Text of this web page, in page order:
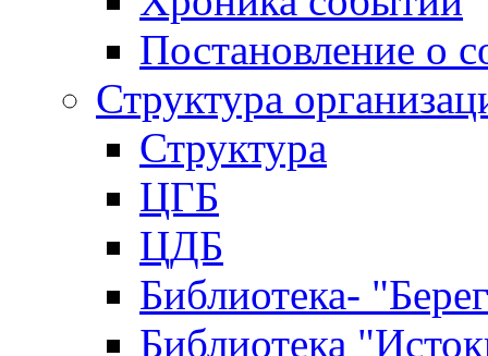
Постановление о
Структура
Структура
ЦГБ
ЦДБ
Библиотека-
Библиотека